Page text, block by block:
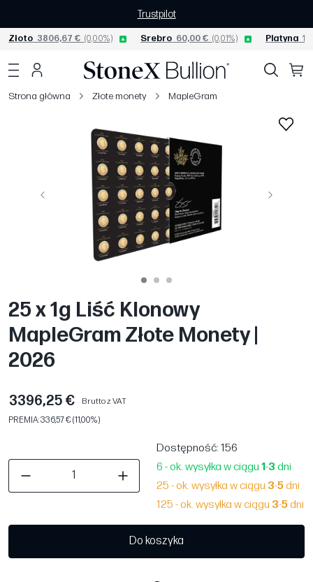
Trustpilot
Złoto 3806,67 € (0,00%) Srebro 60,00 € (0,01%) Platyna
Strona główna Złote monety MapleGram
Poprzedni Następny
25 x 1g Liść Klonowy
MapleGram Złote Monety |
2026
3396,25 €
Brutto z VAT
PREMIA: 336,57 € (11,00%)
Dostępność: 156
6 - ok. wysyłka w ciągu 1-3 dni
25 - ok. wysyłka w ciągu 3-5dni
125 - ok. wysyłka w ciągu 3-5dni
Do koszyka